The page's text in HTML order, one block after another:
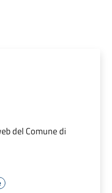
del Comune di